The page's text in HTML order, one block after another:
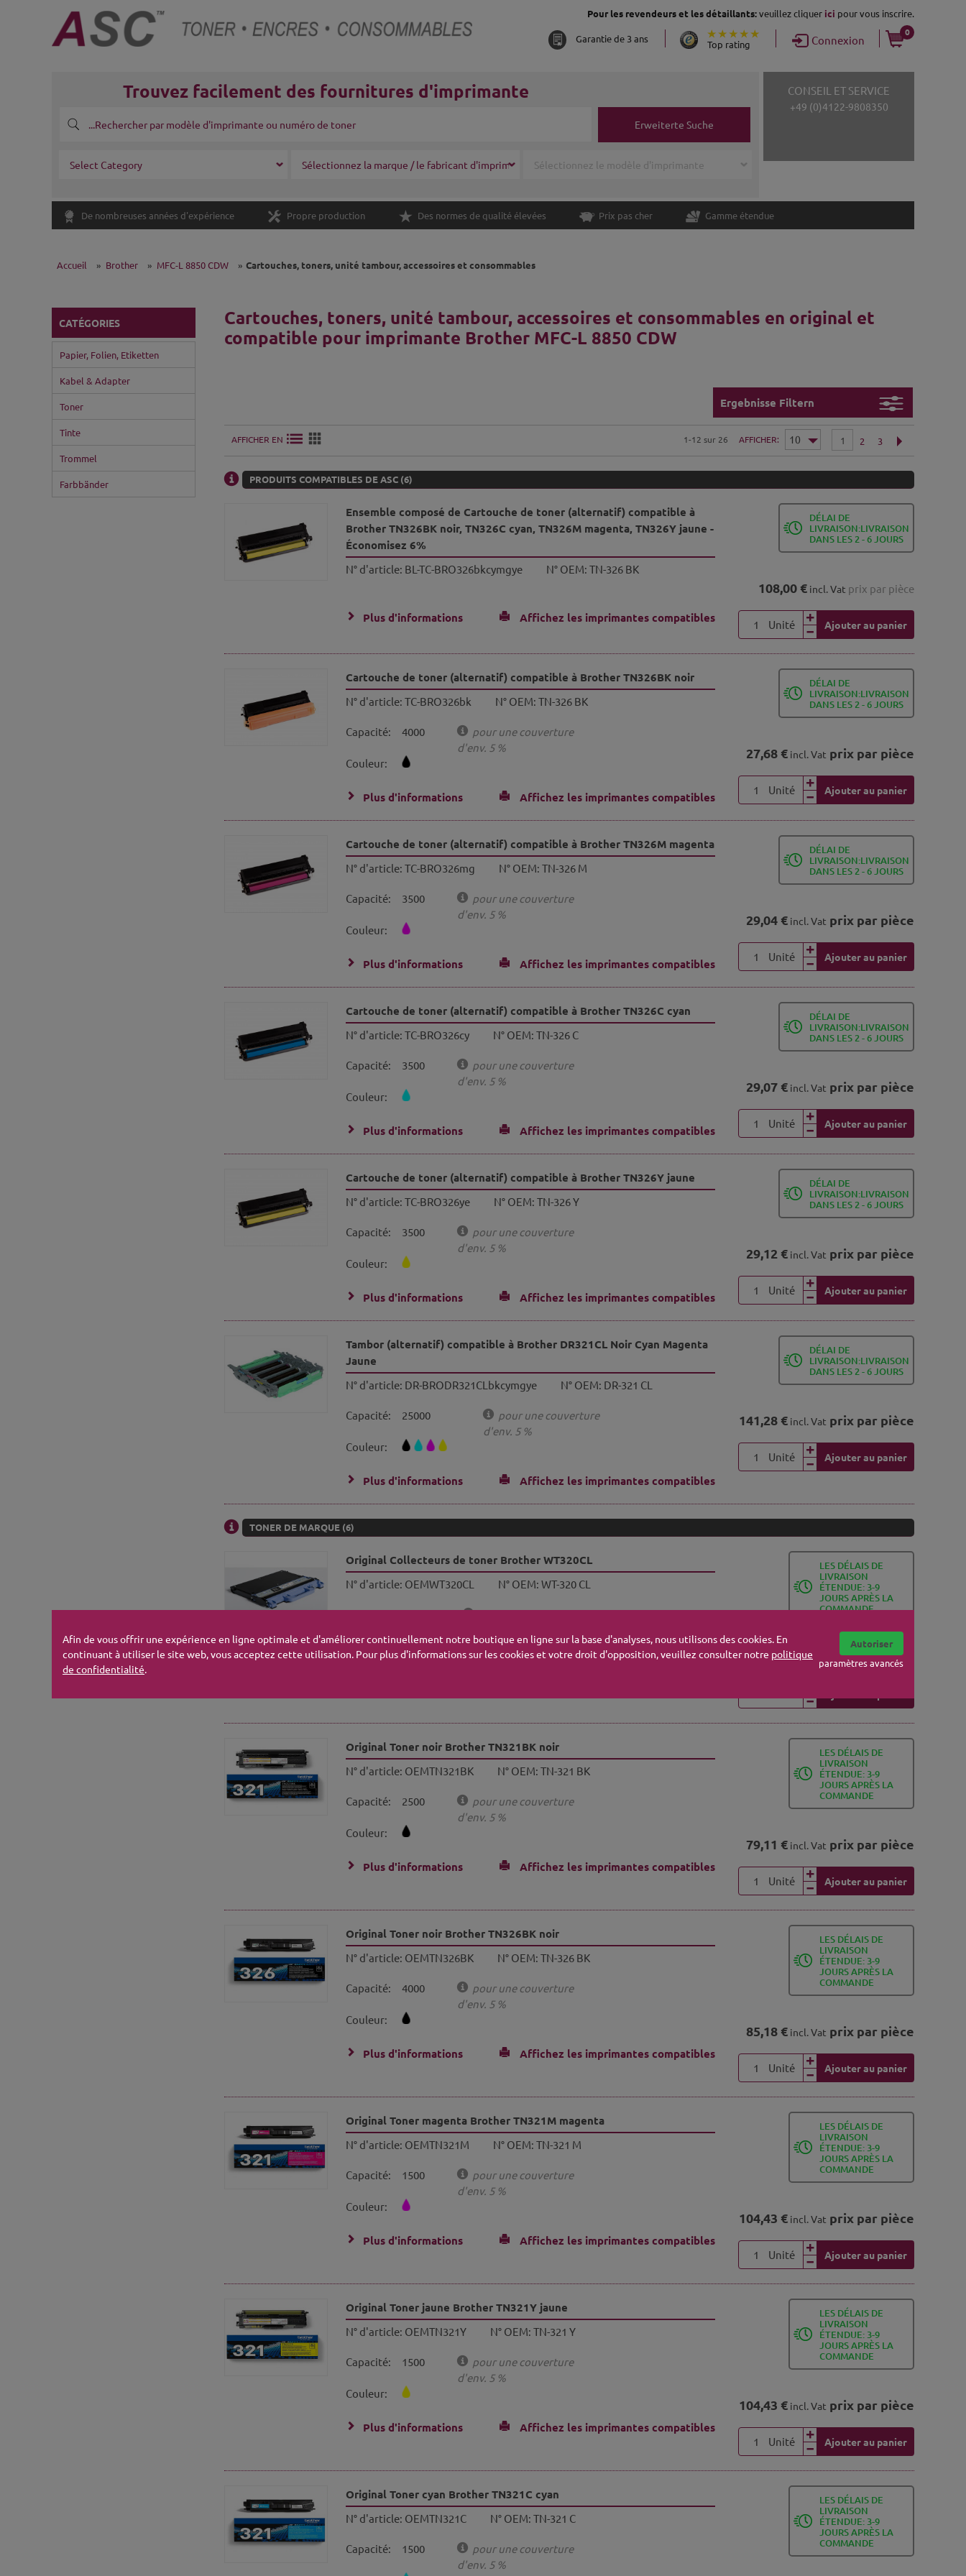
Pour les revendeurs et les détaillants:veuillez cliquer ici pour vous inscrire.
Garantie de 3 ans Top rating Connexion
0
Trouvez facilement des fournitures d'imprimante
Erweiterte Suche
CONSEIL ET SERVICE
+49 (0)4122-9808350
De nombreuses années d'expérience Propre production Des normes de qualité élevées Prix pas cher Gamme étendue
Accueil » Brother » MFC-L 8850 CDW » Cartouches, toners, unité tambour, accessoires et consommables
CATÉGORIES
Papier, Folien, Etiketten
Kabel & Adapter
Toner
Tinte
Trommel
Farbbänder
Cartouches, toners, unité tambour, accessoires et consommables en original et
compatible pour imprimante Brother MFC-L 8850 CDW
Ergebnisse Filtern
AFFICHER EN 1-12 sur 26 AFFICHER 1 2 3
PRODUITS COMPATIBLES DE ASC (6)
Ensemble composé de Cartouche de toner (alternatif) compatible à
Brother TN326BK noir, TN326C cyan, TN326M magenta, TN326Y jaune -
Économisez 6%
N° d'article: BL-TC-BRO326bkcymgye N° OEM: TN-326 BK
Plus d'informations Affichez les imprimantes compatibles
DÉLAI DE
LIVRAISON:LIVRAISON
DANS LES 2 - 6 JOURS
108,00 € incl. Vat prix par pièce
Unité Ajouter au panier
Cartouche de toner (alternatif) compatible à Brother TN326BK noir
N° d'article: TC-BRO326bk N° OEM: TN-326 BK
Capacité: 4000
pour une couverture
d'env. 5 %
Couleur:
Plus d'informations Affichez les imprimantes compatibles
DÉLAI DE
LIVRAISON:LIVRAISON
DANS LES 2 - 6 JOURS
27,68 € incl. Vat prix par pièce
Unité Ajouter au panier
Cartouche de toner (alternatif) compatible à Brother TN326M magenta
N° d'article: TC-BRO326mg N° OEM: TN-326 M
Capacité: 3500
pour une couverture
d'env. 5 %
Couleur:
Plus d'informations Affichez les imprimantes compatibles
DÉLAI DE
LIVRAISON:LIVRAISON
DANS LES 2 - 6 JOURS
29,04 € incl. Vat prix par pièce
Unité Ajouter au panier
Cartouche de toner (alternatif) compatible à Brother TN326C cyan
N° d'article: TC-BRO326cy N° OEM: TN-326 C
Capacité: 3500
pour une couverture
d'env. 5 %
Couleur:
Plus d'informations Affichez les imprimantes compatibles
DÉLAI DE
LIVRAISON:LIVRAISON
DANS LES 2 - 6 JOURS
29,07 € incl. Vat prix par pièce
Unité Ajouter au panier
Cartouche de toner (alternatif) compatible à Brother TN326Y jaune
N° d'article: TC-BRO326ye N° OEM: TN-326 Y
Capacité: 3500
pour une couverture
d'env. 5 %
Couleur:
Plus d'informations Affichez les imprimantes compatibles
DÉLAI DE
LIVRAISON:LIVRAISON
DANS LES 2 - 6 JOURS
29,12 € incl. Vat prix par pièce
Unité Ajouter au panier
Tambor (alternatif) compatible à Brother DR321CL Noir Cyan Magenta
Jaune
N° d'article: DR-BRODR321CLbkcymgye N° OEM: DR-321 CL
Capacité: 25000
pour une couverture
d'env. 5 %
Couleur:
Plus d'informations Affichez les imprimantes compatibles
DÉLAI DE
LIVRAISON:LIVRAISON
DANS LES 2 - 6 JOURS
141,28 € incl. Vat prix par pièce
Unité Ajouter au panier
TONER DE MARQUE (6)
Original Collecteurs de toner Brother WT320CL
N° d'article: OEMWT320CL N° OEM: WT-320 CL
Capacité: 50000
pour une couverture
Plus d'informations Affichez les imprimantes compatibles
LES DÉLAIS DE
LIVRAISON
ÉTENDUE: 3-9
JOURS APRÈS LA
COMMANDE
23,22 €incl. Vat prix par pièce
Original Toner noir Brother TN321BK noir
N° d'article: OEMTN321BK N° OEM: TN-321 BK
Capacité: 2500
pour une couverture
d'env. 5 %
Couleur:
Plus d'informations Affichez les imprimantes compatibles
LES DÉLAIS DE
LIVRAISON
ÉTENDUE: 3-9
JOURS APRÈS LA
COMMANDE
79,11 € incl. Vat prix par pièce
Unité Ajouter au panier
Original Toner noir Brother TN326BK noir
N° d'article: OEMTN326BK N° OEM: TN-326 BK
Capacité: 4000
pour une couverture
d'env. 5 %
Couleur:
Plus d'informations Affichez les imprimantes compatibles
LES DÉLAIS DE
LIVRAISON
ÉTENDUE: 3-9
JOURS APRÈS LA
COMMANDE
85,18 € incl. Vat prix par pièce
Unité Ajouter au panier
Original Toner magenta Brother TN321M magenta
N° d'article: OEMTN321M N° OEM: TN-321 M
Capacité: 1500
pour une couverture
d'env. 5 %
Couleur:
Plus d'informations Affichez les imprimantes compatibles
LES DÉLAIS DE
LIVRAISON
ÉTENDUE: 3-9
JOURS APRÈS LA
COMMANDE
104,43 € incl. Vat prix par pièce
Unité Ajouter au panier
Original Toner jaune Brother TN321Y jaune
N° d'article: OEMTN321Y N° OEM: TN-321 Y
Capacité: 1500
pour une couverture
d'env. 5 %
Couleur:
Plus d'informations Affichez les imprimantes compatibles
LES DÉLAIS DE
LIVRAISON
ÉTENDUE: 3-9
JOURS APRÈS LA
COMMANDE
104,43 € incl. Vat prix par pièce
Unité Ajouter au panier
Original Toner cyan Brother TN321C cyan
N° d'article: OEMTN321C N° OEM: TN-321 C
Capacité: 1500
pour une couverture
d'env. 5 %
LES DÉLAIS DE
LIVRAISON
ÉTENDUE: 3-9
JOURS APRÈS LA
COMMANDE
Autoriser
paramètres avancés
Afin de vous offrir une expérience en ligne optimale et d'améliorer continuellement notre boutique en ligne sur la base d'analyses, nous utilisons des cookies. En
continuant à utiliser le site web, vous acceptez cette utilisation. Pour plus d'informations sur les cookies et votre droit d'opposition, veuillez consulter notre politique
de confidentialité.